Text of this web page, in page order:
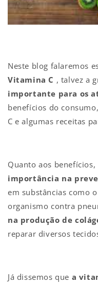
Neste blog falaremos
Vitamina C , talvez a
importante para os
benefícios do
C e algumas receitas
Quanto aos benefícios,
importância na
em substâncias como
organismo contra
na produção de
reparar diversos
Já dissemos que a